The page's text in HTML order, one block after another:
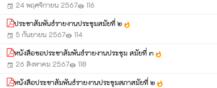
event 24 พฤศจิกายน 2567visibility 116
ประชาสัมพันธ์รายงานประชุมสมัยที่ ๒ whatshot
event 5 กันยายน 2567visibility 114
หนังสือขอประชาสัมพันธ์รายงานประชุม สมัยที่ ๓ whatshot
event 26 สิงหาคม 2567visibility 118
หนังสือประขาสัมพันธ์รายงานประชุมสภาสมัยที่ ๒ whatshot